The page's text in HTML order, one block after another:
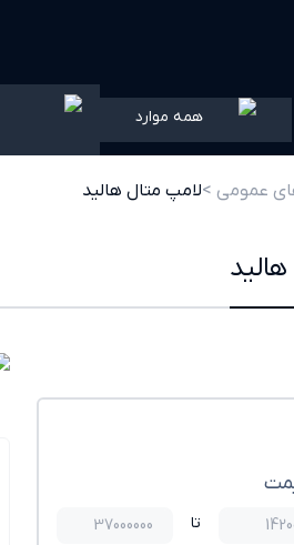
همه موارد
عمومی >لامپ متال هالید
تا